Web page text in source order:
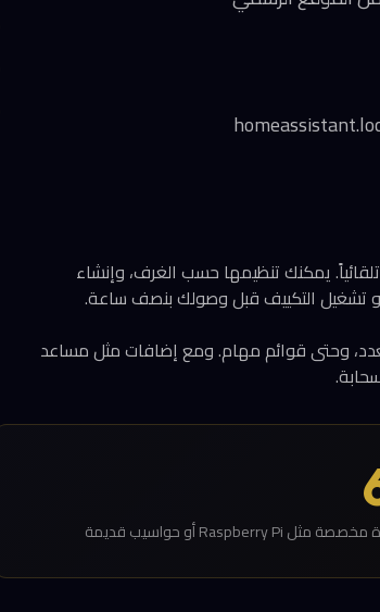
يمكنك تنظيمها حسب الغرف، وإنشاء
أو تشغيل التكييف قبل وصولك بنصف ساعة.
وحتى قوائم مهام. ومع إضافات مثل مساعد